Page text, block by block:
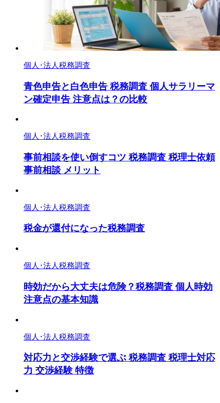
個人･法人税務調査
青色申告と白色申告 税務調査 個人サラリーマ
ン確定申告 注意点は？の比較
個人･法人税務調査
事前相談を使い倒すコツ 税務調査 税理士依頼
事前相談 メリット
個人･法人税務調査
税金が還付になった税務調査
個人･法人税務調査
時効だから大丈夫は危険？税務調査 個人時効
注意点の基本知識
個人･法人税務調査
対応力と交渉経験で選ぶ 税務調査 税理士対応
力 交渉経験 特徴